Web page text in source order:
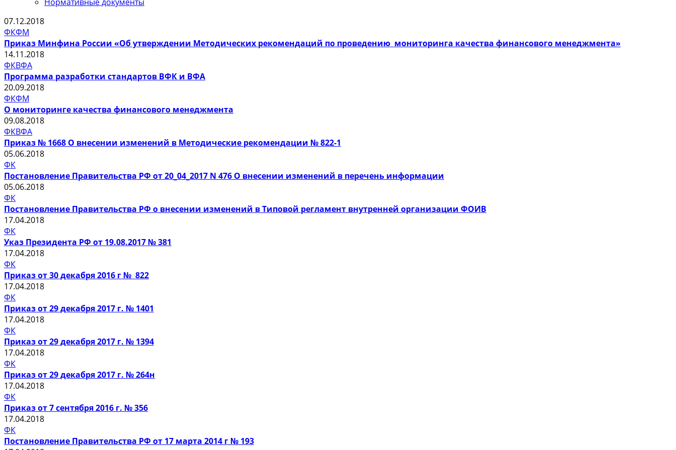
07.12.2018
ФКФМ
Приказ Минфина России «Об утверждении Методических рекомендаций по проведению мониторинга качества финансового менеджмента»
14.11.2018
ФКВФА
Программа разработки стандартов ВФК и ВФА
20.09.2018
ФКФМ
О мониторинге качества финансового менеджмента
09.08.2018
ФКВФА
Приказ № 1668 О внесении изменений в Методические рекомендации № 822-1
05.06.2018
ФК
Постановление Правительства РФ от 20_04_2017 N 476 О внесении изменений в перечень информации
05.06.2018
ФК
Постановление Правительства РФ о внесении изменений в Типовой регламент внутренней организации ФОИВ
17.04.2018
ФК
Указ Президента РФ от 19.08.2017 № 381
17.04.2018
ФК
Приказ от 30 декабря 2016 г № 822
17.04.2018
ФК
Приказ от 29 декабря 2017 г. № 1401
17.04.2018
ФК
Приказ от 29 декабря 2017 г. № 1394
17.04.2018
ФК
Приказ от 29 декабря 2017 г. № 264н
17.04.2018
ФК
Приказ от 7 сентября 2016 г. № 356
17.04.2018
ФК
Постановление Правительства РФ от 17 марта 2014 г № 193